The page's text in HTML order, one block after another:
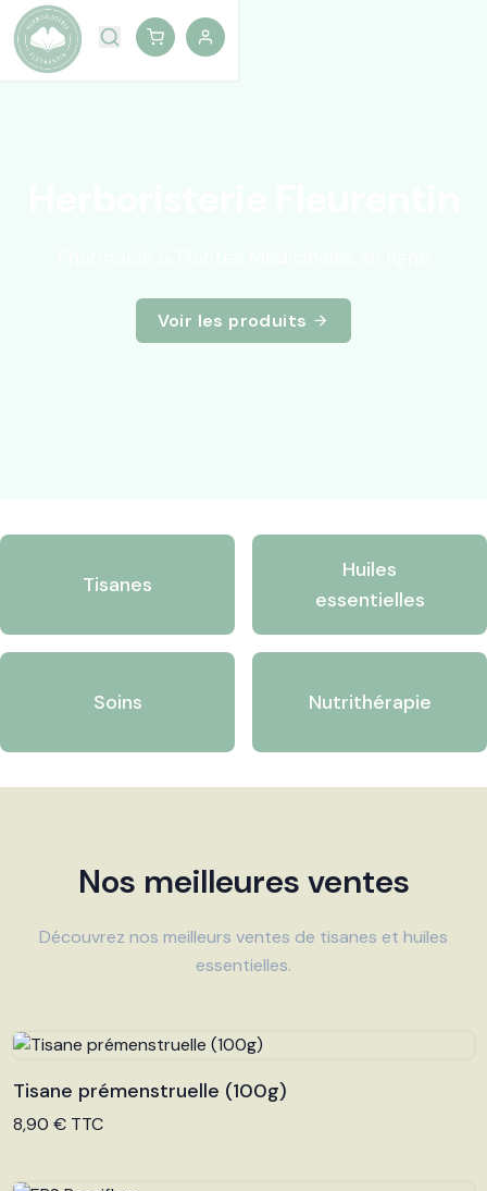
Voir les produits
Tisanes
Huiles
essentielles
Soins Nutrithérapie
Nos meilleures ventes
Découvrez nos meilleurs ventes de tisanes et huiles
essentielles.
Voir le produit
Tisane prémenstruelle (100g)
8,90 € TTC